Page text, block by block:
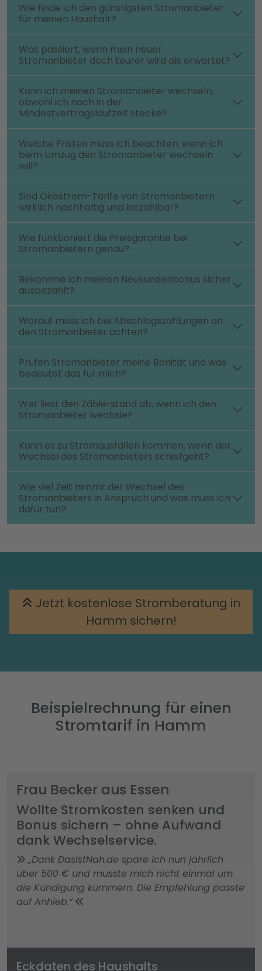
Wie finde ich den günstigsten Stromanbieter
für meinen Haushalt?
Was passiert, wenn mein neuer
Stromanbieter doch teurer wird als erwartet?
Kann ich meinen Stromanbieter wechseln,
obwohl ich noch in der
Mindestvertragslaufzeit stecke?
Welche Fristen muss ich beachten, wenn ich
beim Umzug den Stromanbieter wechseln
will?
Sind Ökostrom-Tarife von Stromanbietern
wirklich nachhaltig und bezahlbar?
Wie funktioniert die Preisgarantie bei
Stromanbietern genau?
Bekomme ich meinen Neukundenbonus sicher
ausbezahlt?
Worauf muss ich bei Abschlagszahlungen an
den Stromanbieter achten?
Prüfen Stromanbieter meine Bonität und was
bedeutet das für mich?
Wer liest den Zählerstand ab, wenn ich den
Stromanbieter wechsle?
Kann es zu Stromausfällen kommen, wenn der
Wechsel des Stromanbieters schiefgeht?
Wie viel Zeit nimmt der Wechsel des
Stromanbieters in Anspruch und was muss ich
dafür tun?
Jetzt kostenlose Stromberatung in
Hamm sichern!
Beispielrechnung für einen
Stromtarif in Hamm
Frau Becker aus Essen
Wollte Stromkosten senken und
Bonus sichern – ohne Aufwand
dank Wechselservice.
„Dank DasIstNah.de spare ich nun jährlich
über 500 € und musste mich nicht einmal um
die Kündigung kümmern. Die Empfehlung passte
auf Anhieb.“
Eckdaten des Haushalts